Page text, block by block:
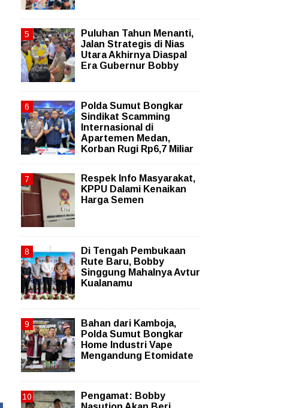
Puluhan Tahun Menanti,
Jalan Strategis di Nias
Utara Akhirnya Diaspal
Era Gubernur Bobby
Polda Sumut Bongkar
Sindikat Scamming
Internasional di
Apartemen Medan,
Korban Rugi Rp6,7 Miliar
Respek Info Masyarakat,
KPPU Dalami Kenaikan
Harga Semen
Di Tengah Pembukaan
Rute Baru, Bobby
Singgung Mahalnya Avtur
Kualanamu
Bahan dari Kamboja,
Polda Sumut Bongkar
Home Industri Vape
Mengandung Etomidate
Pengamat: Bobby